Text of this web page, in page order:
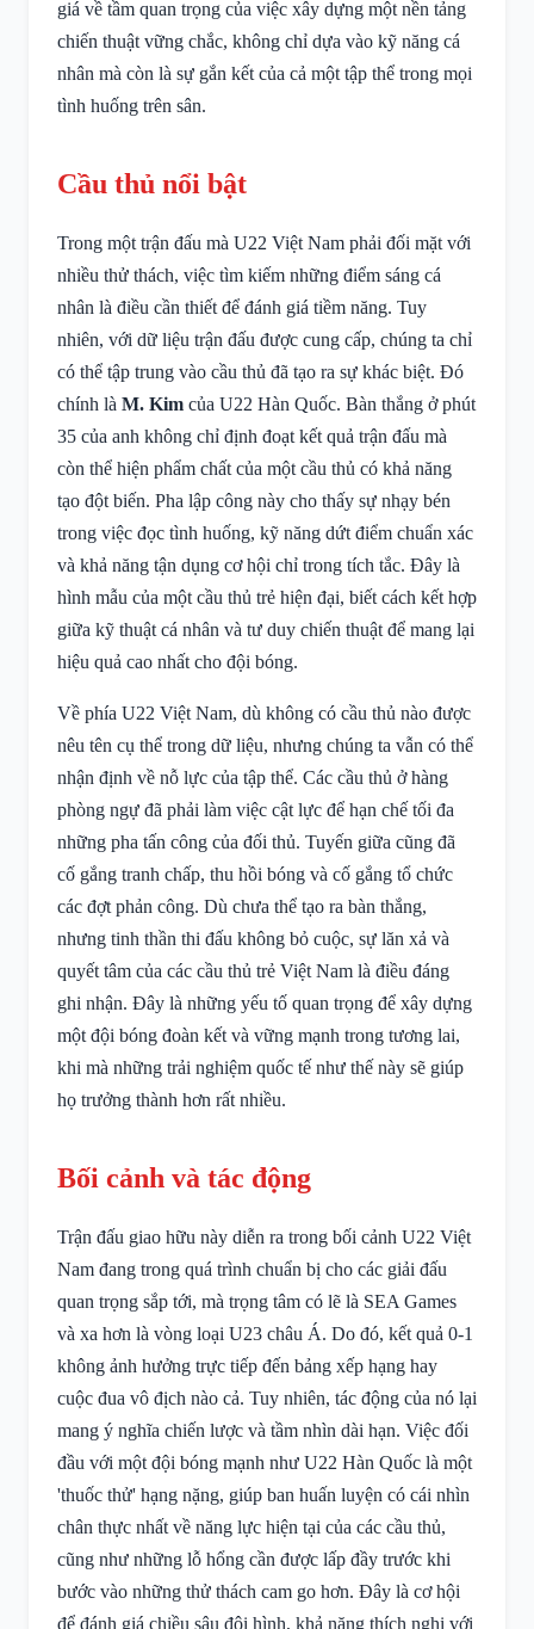
giá về tầm quan trọng của việc xây dựng một nền tảng
chiến thuật vững chắc, không chỉ dựa vào kỹ năng cá
nhân mà còn là sự gắn kết của cả một tập thể trong mọi
tình huống trên sân.
Cầu thủ nổi bật
Trong một trận đấu mà U22 Việt Nam phải đối mặt với
nhiều thử thách, việc tìm kiếm những điểm sáng cá
nhân là điều cần thiết để đánh giá tiềm năng. Tuy
nhiên, với dữ liệu trận đấu được cung cấp, chúng ta chỉ
có thể tập trung vào cầu thủ đã tạo ra sự khác biệt. Đó
chính là M. Kim của U22 Hàn Quốc. Bàn thắng ở phút
35 của anh không chỉ định đoạt kết quả trận đấu mà
còn thể hiện phẩm chất của một cầu thủ có khả năng
tạo đột biến. Pha lập công này cho thấy sự nhạy bén
trong việc đọc tình huống, kỹ năng dứt điểm chuẩn xác
và khả năng tận dụng cơ hội chỉ trong tích tắc. Đây là
hình mẫu của một cầu thủ trẻ hiện đại, biết cách kết hợp
giữa kỹ thuật cá nhân và tư duy chiến thuật để mang lại
hiệu quả cao nhất cho đội bóng.
Về phía U22 Việt Nam, dù không có cầu thủ nào được
nêu tên cụ thể trong dữ liệu, nhưng chúng ta vẫn có thể
nhận định về nỗ lực của tập thể. Các cầu thủ ở hàng
phòng ngự đã phải làm việc cật lực để hạn chế tối đa
những pha tấn công của đối thủ. Tuyến giữa cũng đã
cố gắng tranh chấp, thu hồi bóng và cố gắng tổ chức
các đợt phản công. Dù chưa thể tạo ra bàn thắng,
nhưng tinh thần thi đấu không bỏ cuộc, sự lăn xả và
quyết tâm của các cầu thủ trẻ Việt Nam là điều đáng
ghi nhận. Đây là những yếu tố quan trọng để xây dựng
một đội bóng đoàn kết và vững mạnh trong tương lai,
khi mà những trải nghiệm quốc tế như thế này sẽ giúp
họ trưởng thành hơn rất nhiều.
Bối cảnh và tác động
Trận đấu giao hữu này diễn ra trong bối cảnh U22 Việt
Nam đang trong quá trình chuẩn bị cho các giải đấu
quan trọng sắp tới, mà trọng tâm có lẽ là SEA Games
và xa hơn là vòng loại U23 châu Á. Do đó, kết quả 0-1
không ảnh hưởng trực tiếp đến bảng xếp hạng hay
cuộc đua vô địch nào cả. Tuy nhiên, tác động của nó lại
mang ý nghĩa chiến lược và tầm nhìn dài hạn. Việc đối
đầu với một đội bóng mạnh như U22 Hàn Quốc là một
'thuốc thử' hạng nặng, giúp ban huấn luyện có cái nhìn
chân thực nhất về năng lực hiện tại của các cầu thủ,
cũng như những lỗ hổng cần được lấp đầy trước khi
bước vào những thử thách cam go hơn. Đây là cơ hội
để đánh giá chiều sâu đội hình, khả năng thích nghi với